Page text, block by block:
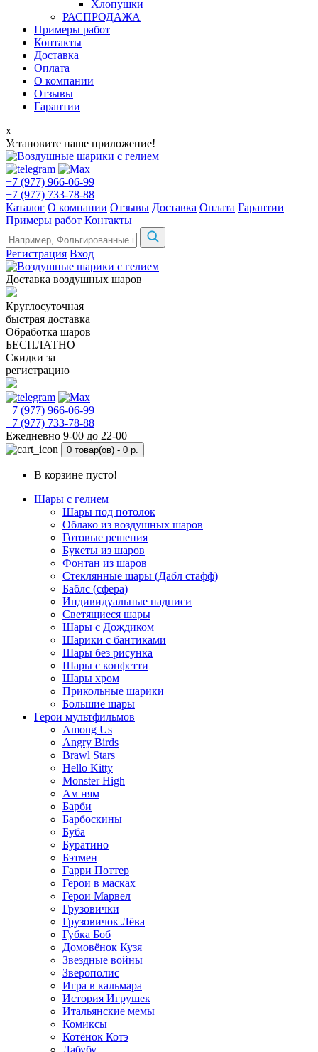
Хлопушки
РАСПРОДАЖА
Примеры работ
Контакты
Доставка
Оплата
О компании
Отзывы
Гарантии
x
Установите наше приложение!
+7 (977) 966-06-99
+7 (977) 733-78-88
Каталог О компании Отзывы Доставка Оплата Гарантии
Примеры работ Контакты
Регистрация Вход
Доставка воздушных шаров
Круглосуточная
быстрая доставка
Обработка шаров
БЕСПЛАТНО
Скидки за
регистрацию
+7 (977) 966-06-99
+7 (977) 733-78-88
Ежедневно 9-00 до 22-00
0 товар(ов) - 0 р.
В корзине пусто!
Шары с гелием
Шары под потолок
Облако из воздушных шаров
Готовые решения
Букеты из шаров
Фонтан из шаров
Стеклянные шары (Дабл стафф)
Баблс (сфера)
Индивидуальные надписи
Светящиеся шары
Шары с Дождиком
Шарики с бантиками
Шары без рисунка
Шары с конфетти
Шары хром
Прикольные шарики
Большие шары
Герои мультфильмов
Among Us
Angry Birds
Brawl Stars
Hello Kitty
Monster High
Ам ням
Барби
Барбоскины
Буба
Буратино
Бэтмен
Гарри Поттер
Герои в масках
Герои Марвел
Грузовички
Грузовичок Лёва
Губка Боб
Домовёнок Кузя
Звездные войны
Зверополис
Игра в кальмара
История Игрушек
Итальянские мемы
Комиксы
Котёнок Котэ
Лабубу